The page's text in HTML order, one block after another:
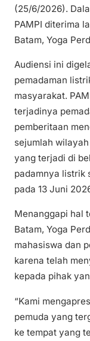
(25/6/2026).
PAMPI diterima
Batam, Yoga
Audiensi ini
pemadaman
masyarakat.
terjadinya
pemberitaan
sejumlah
yang terjadi di
padamnya listrik
pada 13 Juni
Menanggapi hal
Batam, Yoga
mahasiswa dan
karena telah
kepada pihak
“Kami
pemuda yang
ke tempat yang